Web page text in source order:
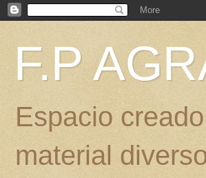
F.P
Espacio
material